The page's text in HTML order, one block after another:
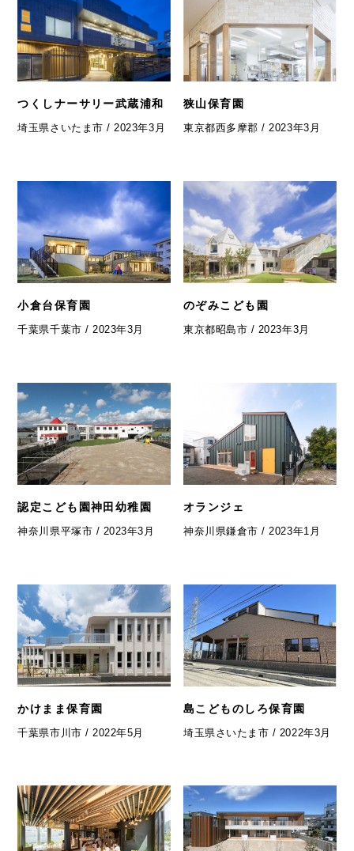
つくしナーサリー武蔵浦和
埼玉県さいたま市 / 2023年3月
狭山保育園
東京都西多摩郡 / 2023年3月
小倉台保育園
千葉県千葉市 / 2023年3月
のぞみこども園
東京都昭島市 / 2023年3月
認定こども園神田幼稚園
神奈川県平塚市 / 2023年3月
オランジェ
神奈川県鎌倉市 / 2023年1月
かけまま保育園
千葉県市川市 / 2022年5月
島こどものしろ保育園
埼玉県さいたま市 / 2022年3月